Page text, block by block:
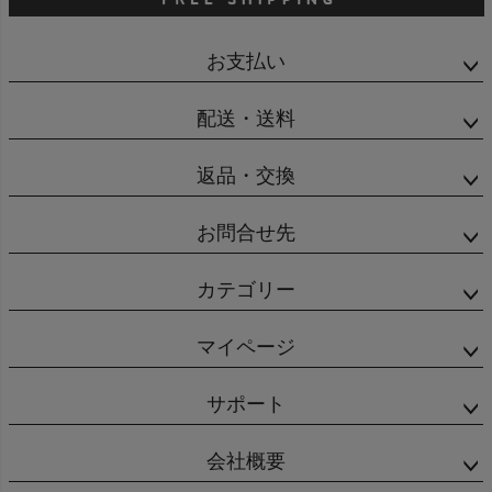
お支払い
配送・送料
返品・交換
お問合せ先
カテゴリー
マイページ
サポート
会社概要